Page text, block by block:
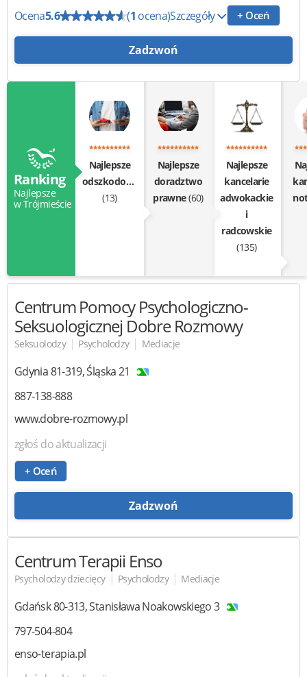
Ocena5.6 (1 ocena)Szczegóły + Oceń
Zadzwoń
Ranking
Najlepsze
w Trójmieście
Najlepsze
odszkodowania
(13)
Najlepsze
doradztwo
prawne(60)
Najlepsze
kancelarie
adwokackie
i
radcowskie
(135)
Centrum Pomocy Psychologiczno-
Seksuologicznej Dobre Rozmowy
Seksuolodzy | Psycholodzy | Mediacje
Gdynia81-319,Śląska 21
887-138-888
www.dobre-rozmowy.pl
zgłoś do aktualizacji
+ Oceń
Zadzwoń
Centrum Terapii Enso
Psycholodzy dziecięcy | Psycholodzy | Mediacje
Gdańsk80-313,Stanisława Noakowskiego 3
797-504-804
enso-terapia.pl